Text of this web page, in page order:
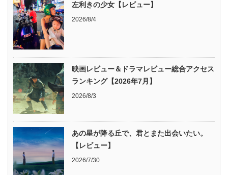
左利きの少女【レビュー】
2026/8/4
映画レビュー＆ドラマレビュー総合アクセス
ランキング【2026年7月】
2026/8/3
あの星が降る丘で、君とまた出会いたい。
【レビュー】
2026/7/30